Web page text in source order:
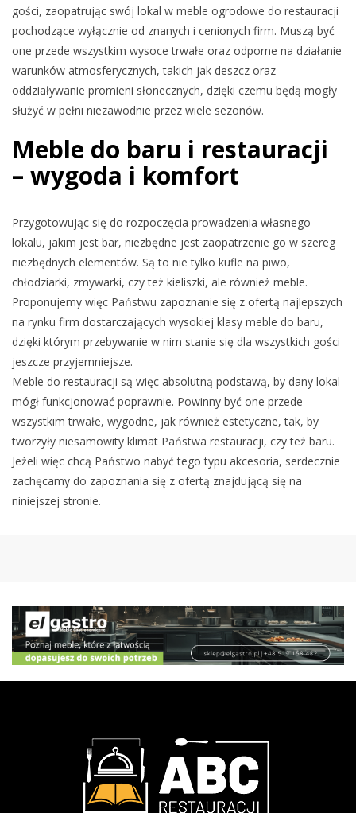
gości, zaopatrując swój lokal w meble ogrodowe do restauracji
pochodzące wyłącznie od znanych i cenionych firm. Muszą być
one przede wszystkim wysoce trwałe oraz odporne na działanie
warunków atmosferycznych, takich jak deszcz oraz
oddziaływanie promieni słonecznych, dzięki czemu będą mogły
służyć w pełni niezawodnie przez wiele sezonów.
Meble do baru i restauracji
– wygoda i komfort
Przygotowując się do rozpoczęcia prowadzenia własnego
lokalu, jakim jest bar, niezbędne jest zaopatrzenie go w szereg
niezbędnych elementów. Są to nie tylko kufle na piwo,
chłodziarki, zmywarki, czy też kieliszki, ale również meble.
Proponujemy więc Państwu zapoznanie się z ofertą najlepszych
na rynku firm dostarczających wysokiej klasy meble do baru,
dzięki którym przebywanie w nim stanie się dla wszystkich gości
jeszcze przyjemniejsze.
Meble do restauracji są więc absolutną podstawą, by dany lokal
mógł funkcjonować poprawnie. Powinny być one przede
wszystkim trwałe, wygodne, jak również estetyczne, tak, by
tworzyły niesamowity klimat Państwa restauracji, czy też baru.
Jeżeli więc chcą Państwo nabyć tego typu akcesoria, serdecznie
zachęcamy do zapoznania się z ofertą znajdującą się na
niniejszej stronie.